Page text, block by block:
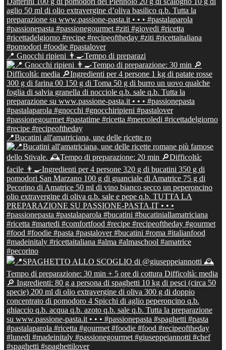
📍 Gnocchi ripieni 👨‍🍳Tempo di preparazi
📍Bucatini all'amatriciana, une delle ricette ro